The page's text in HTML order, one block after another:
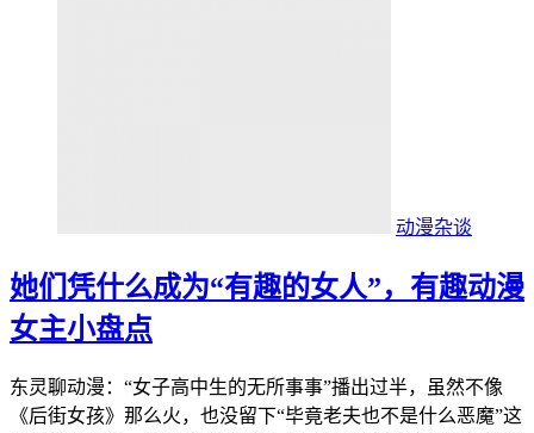
动漫杂谈
她们凭什么成为“有趣的女人”，有趣动漫
女主小盘点
东灵聊动漫：“女子高中生的无所事事”播出过半，虽然不像
《后街女孩》那么火，也没留下“毕竟老夫也不是什么恶魔”这